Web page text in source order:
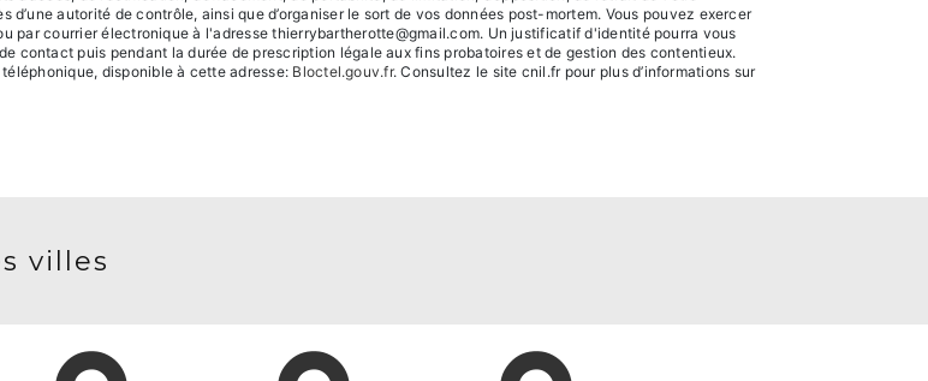
autorité de contrôle, ainsi que d’organiser le sort de vos données post-mortem. Vous pouvez exercer
par courrier électronique à l'adresse thierrybartherotte@gmail.com. Un justificatif d'identité pourra vous
contact puis pendant la durée de prescription légale aux fins probatoires et de gestion des contentieux.
disponible à cette adresse: Bloctel.gouv.fr. Consultez le site cnil.fr pour plus d’informations sur
villes